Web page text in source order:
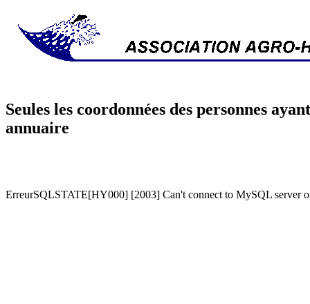
Seules les coordonnées des personnes
annuaire
ErreurSQLSTATE[HY000] [2003] Can't connect to MySQL server